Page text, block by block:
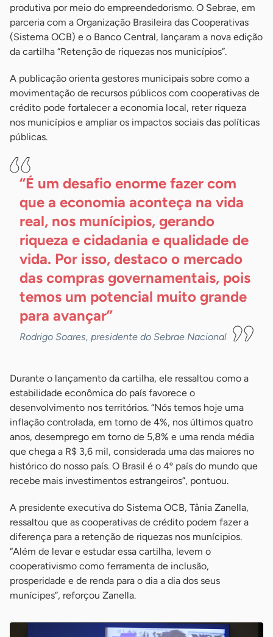
produtiva por meio do empreendedorismo. O Sebrae, em
parceria com a Organização Brasileira das Cooperativas
(Sistema OCB) e o Banco Central, lançaram a nova edição
da cartilha “Retenção de riquezas nos municípios”.
A publicação orienta gestores municipais sobre como a
movimentação de recursos públicos com cooperativas de
crédito pode fortalecer a economia local, reter riqueza
nos municípios e ampliar os impactos sociais das políticas
públicas.
“É um desafio enorme fazer com
que a economia aconteça na vida
real, nos munícipios, gerando
riqueza e cidadania e qualidade de
vida. Por isso, destaco o mercado
das compras governamentais, pois
temos um potencial muito grande
para avançar”
Rodrigo Soares, presidente do Sebrae Nacional
Durante o lançamento da cartilha, ele ressaltou como a
estabilidade econômica do país favorece o
desenvolvimento nos territórios. “Nós temos hoje uma
inflação controlada, em torno de 4%, nos últimos quatro
anos, desemprego em torno de 5,8% e uma renda média
que chega a R$ 3,6 mil, considerada uma das maiores no
histórico do nosso país. O Brasil é o 4º país do mundo que
recebe mais investimentos estrangeiros”, pontuou.
A presidente executiva do Sistema OCB, Tânia Zanella,
ressaltou que as cooperativas de crédito podem fazer a
diferença para a retenção de riquezas nos munícipios.
“Além de levar e estudar essa cartilha, levem o
cooperativismo como ferramenta de inclusão,
prosperidade e de renda para o dia a dia dos seus
munícipes”, reforçou Zanella.